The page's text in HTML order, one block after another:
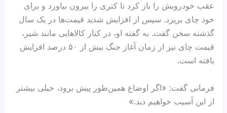
عقب خودرویش را باز کرد تا کتری را بیرون بیاورد و برای
خود چای بریزد. سپس از افزایش شدید قیمت‌ها در یک سال
گذشته سخن گفت. به گفته او، در کنار کالاهایی مانند شیر،
قیمت چای نیز از زمان آغاز جنگ بیش از ۵۰ درصد افزایش
یافته است.
فرمانی گفت: «اگر اوضاع همین‌طور پیش برود، خیلی بیشتر
از این آسیب خواهیم دید.»